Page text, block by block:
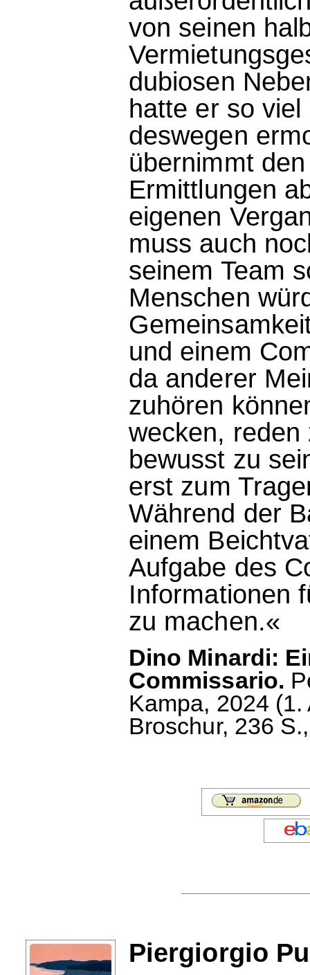
von seinen
dubiosen
hatte er so
deswegen
übernimmt
Ermittlungen
eigenen
muss auch
seinem Team
Menschen
und einem
da anderer
zuhören
wecken, reden
bewusst zu
erst zum
Während der
einem
Aufgabe des
Informationen
zu machen.«
Dino Minardi:
Commissario.
Kampa, 2024
Broschur, 236
Piergiorgio